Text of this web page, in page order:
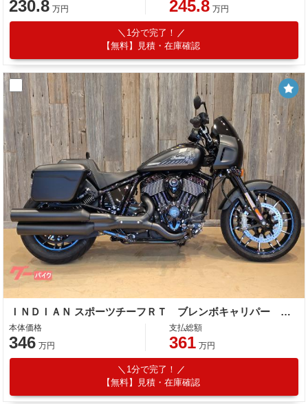
230.8 万円 245.8 万円
1分で完了！
【無料】見積・在庫確認
ＩＮＤＩＡＮ スポーツチーフＲＴ ブレンボキャリパー ＦＯＸリアサス 倒立フォーク ライドコマンド４インチ液晶メーター
本体価格
346 万円
支払総額
361 万円
1分で完了！
【無料】見積・在庫確認